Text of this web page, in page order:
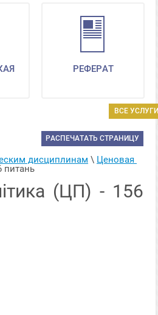
ВСЕ УСЛУГИ
РЕФЕРАТ
РАСПЕЧАТАТЬ СТРАНИЦУ
дисциплинам \ Ценовая
питань
(ЦП) - 156